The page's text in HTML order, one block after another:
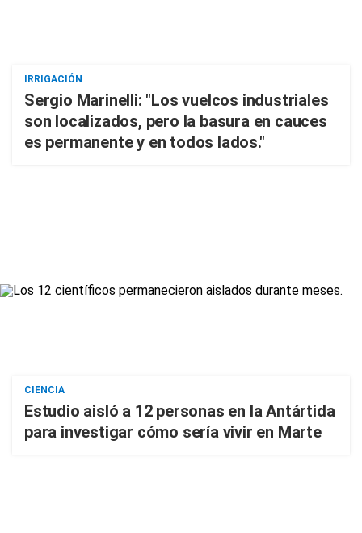
IRRIGACIÓN
Sergio Marinelli: "Los vuelcos industriales
son localizados, pero la basura en cauces
es permanente y en todos lados."
CIENCIA
Estudio aisló a 12 personas en la Antártida
para investigar cómo sería vivir en Marte